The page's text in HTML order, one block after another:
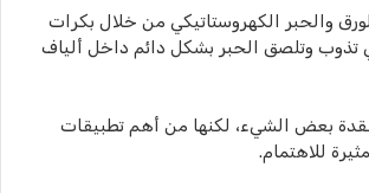
والحبر الكهروستاتيكي من خلال بكرات
تذوب وتلصق الحبر بشكل دائم داخل ألياف
بعض الشيء، لكنها من أهم تطبيقات
للاهتمام.